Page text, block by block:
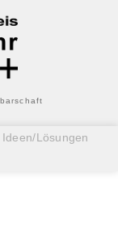
Ideen/Lösungen